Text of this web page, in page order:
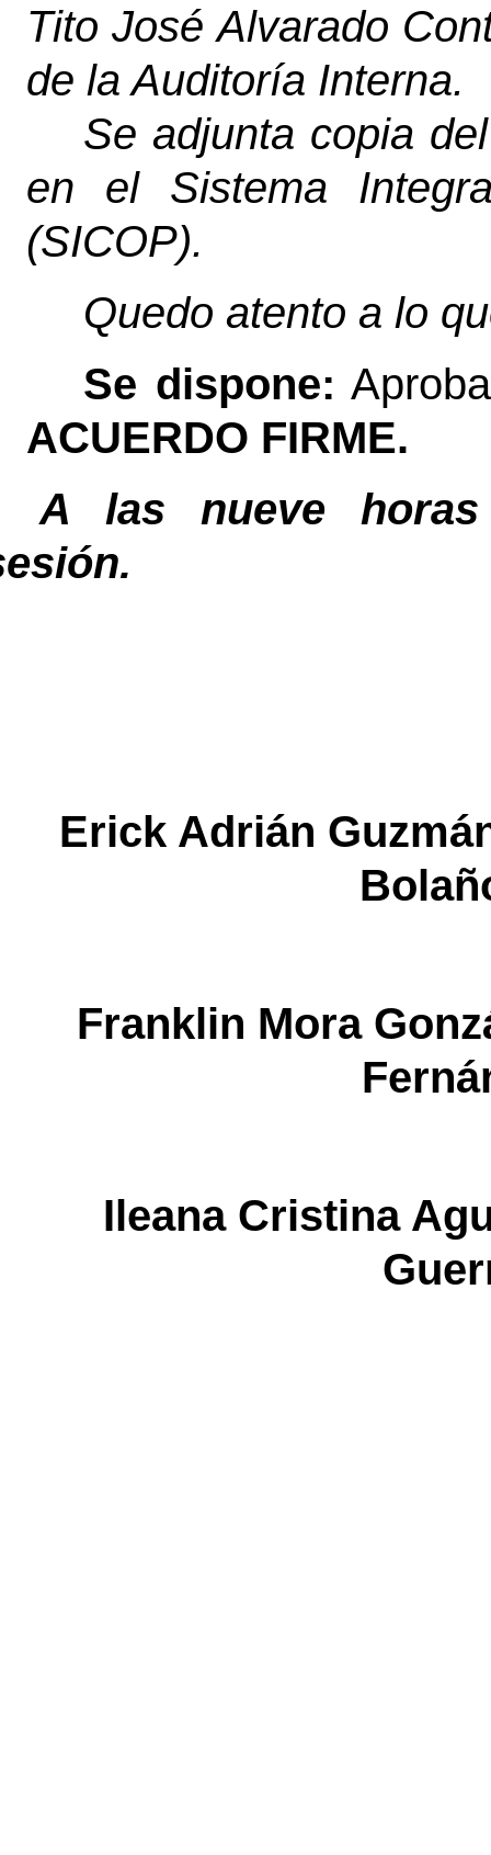
Tito José Alvarado
de la Auditoría Interna.
Se adjunta copia
en el Sistema
(SICOP).
Quedo atento a lo
Se dispone:
ACUERDO FIRME.
A las nueve
Erick Adrián
Franklin Mora
Ileana Cristina